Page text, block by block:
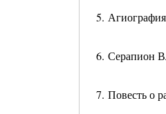
5. Агиография
6. Серапион
7. Повесть о